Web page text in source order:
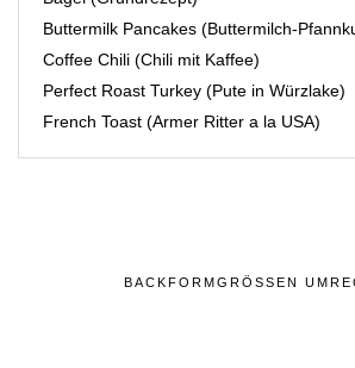
Buttermilk Pancakes (Buttermilch-
Coffee Chili (Chili mit Kaffee)
Perfect Roast Turkey (Pute in Würzlake)
French Toast (Armer Ritter a la USA)
BACKFORMGRÖSSEN